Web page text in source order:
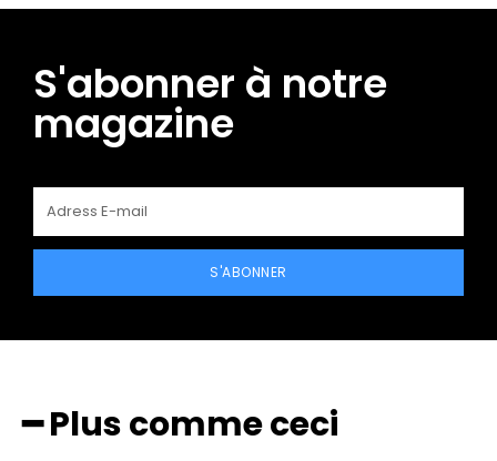
S'abonner à notre
magazine
S'ABONNER
━ Plus comme ceci